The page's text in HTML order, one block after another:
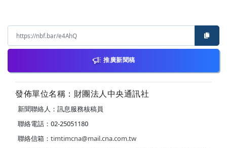
推廣新聞稿
發佈單位名稱：財團法人中央通訊社
新聞聯絡人：訊息服務核稿員
聯絡電話：02-25051180
聯絡信箱： timtimcna@mail.cna.com.tw